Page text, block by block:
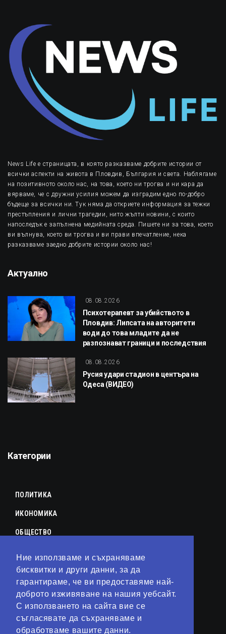
Ние използваме и съхраняваме
бисквитки и други данни, за да
гарантираме, че ви предоставяме най-
доброто изживяване на нашия уебсайт.
С използването на сайта вие се
съгласявате да съхраняваме и
обработваме вашите данни.
News Life е страницата, в която разказваме добрите истории от
всички аспекти на живота в Пловдив, България и света. Наблягаме
на позитивното около нас, на това, което ни трогва и ни кара да
вярваме, че с дружни усилия можем да изградим едно по-добро
бъдеще за всички ни. Тук няма да откриете информация за тежки
престъпления и лични трагедии, нито жълти новини, с които
напоследък е запълнена медийната среда. Пишете ни за това, което
ви вълнува, което ви трогва и ви прави впечатление, нека
разказваме заедно добрите истории около нас!
Актуално
08.08.2026
Психотерапевт за убийството в
Пловдив: Липсата на авторитети
води до това младите да не
разпознават граници и последствия
08.08.2026
Русия удари стадион в центъра на
Одеса (ВИДЕО)
Категории
ПОЛИТИКА
ИКОНОМИКА
ОБЩЕСТВО
КУЛТУРА
ЛАЙФСТАЙЛ
ТЕХНОЛОГИИ
АНАЛИЗИ